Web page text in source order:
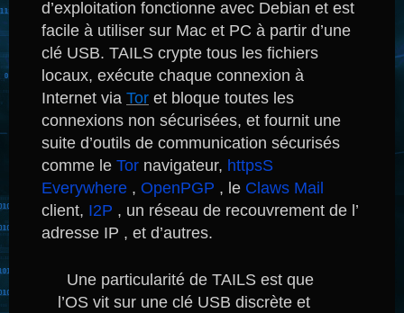
d’exploitation fonctionne avec Debian et est
facile à utiliser sur Mac et PC à partir d’une
clé USB. TAILS crypte tous les fichiers
locaux, exécute chaque connexion à
Internet via Tor et bloque toutes les
connexions non sécurisées, et fournit une
suite d’outils de communication sécurisés
comme le Tor navigateur, httpsS
Everywhere , OpenPGP , le Claws Mail
client, I2P , un réseau de recouvrement de l’
adresse IP , et d’autres.
Une particularité de TAILS est que
l’OS vit sur une clé USB discrète et